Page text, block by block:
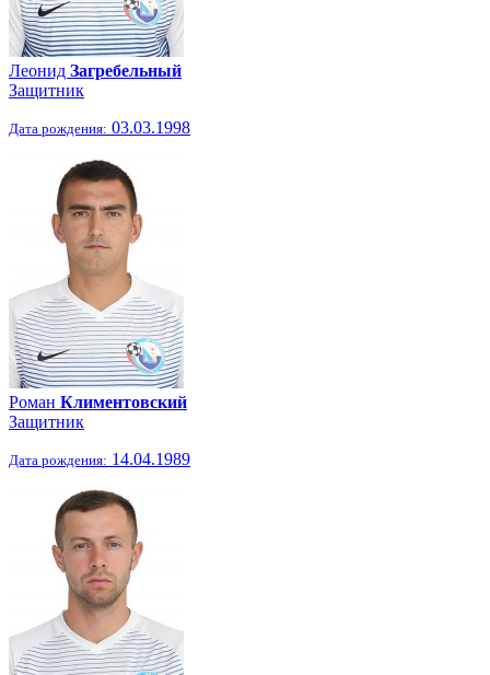
Леонид Загребельный
Защитник
Дата рождения: 03.03.1998
Роман Климентовский
Защитник
Дата рождения: 14.04.1989